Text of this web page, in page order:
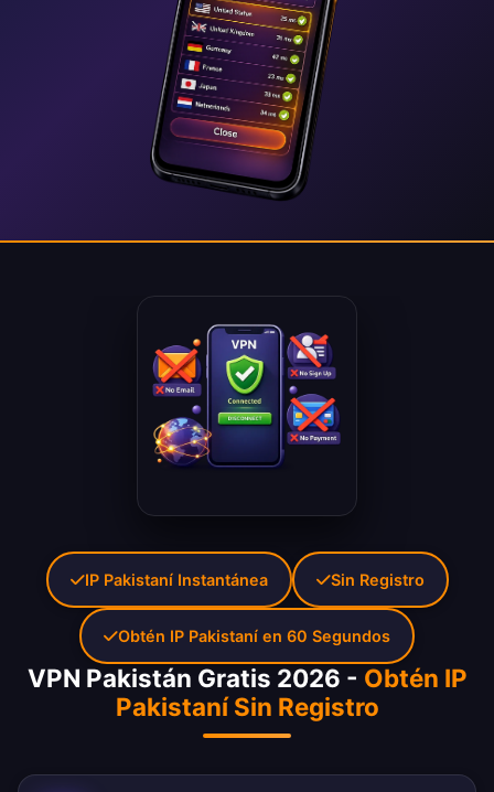
VPN Pakistán Gratis 2026 - Obtén IP
Pakistaní Sin Registro
IP Pakistaní Instantánea Sin Registro
Obtén IP Pakistaní en 60 Segundos